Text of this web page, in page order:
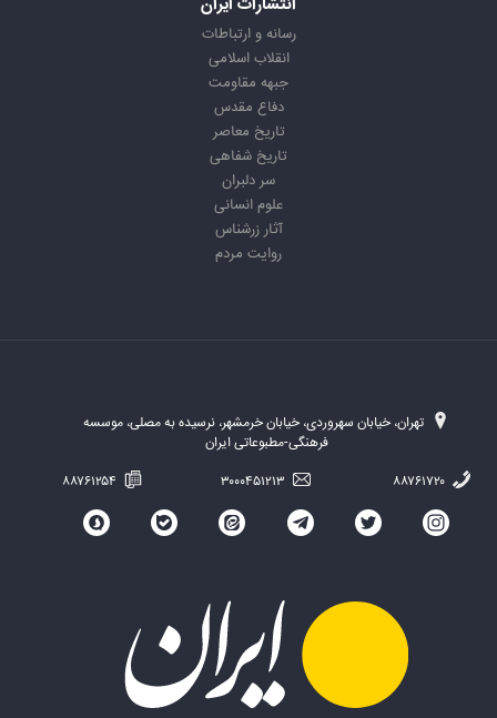
رسانه و ارتباطات
انقلاب اسلامی
جبهه مقاومت
دفاع مقدس
تاریخ معاصر
تاریخ شفاهی
سر دلبران
علوم انسانی
آثار زرشناس
روایت مردم
تهران، خیابان سهروردی، خیابان خرمشهر، نرسیده به مصلی، موسسه
فرهنگی-مطبوعاتی ایران